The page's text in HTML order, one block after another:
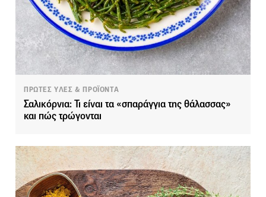
ΠΡΩΤΕΣ ΥΛΕΣ & ΠΡΟΪΟΝΤΑ
Σαλικόρνια: Τι είναι τα «σπαράγγια της θάλασσας»
και πώς τρώγονται